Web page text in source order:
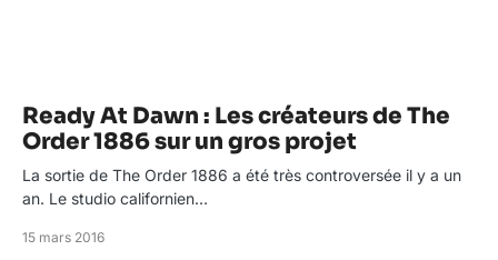
Ready At Dawn : Les créateurs de The
Order 1886 sur un gros projet
La sortie de The Order 1886 a été très controversée il y a un
an. Le studio californien…
15 mars 2016